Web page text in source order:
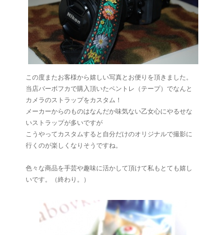
この度またお客様から嬉しい写真とお便りを頂きました。
当店バーボフカで購入頂いたペントレ（テープ）でなんと
カメラのストラップをカスタム！
メーカーからのものはなんだか味気ない乙女心にやるせな
いストラップが多いですが
こうやってカスタムすると自分だけのオリジナルで撮影に
行くのが楽しくなりそうですね。
色々な商品を手芸や趣味に活かして頂けて私もとても嬉し
いです。（終わり。）